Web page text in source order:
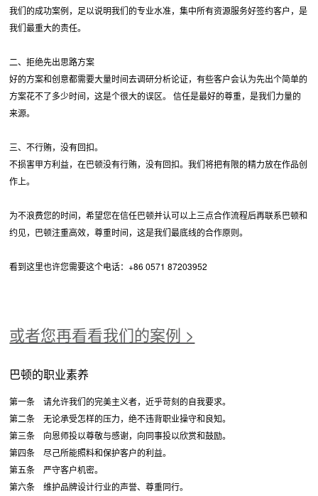
我们的成功案例，足以说明我们的专业水准，集中所有资源服务好签约客户，是
我们最重大的责任。
二、拒绝先出思路方案
好的方案和创意都需要大量时间去调研分析论证，有些客户会认为先出个简单的
方案花不了多少时间，这是个很大的误区。 信任是最好的尊重，是我们力量的
来源。
三、不行贿，没有回扣。
不损害甲方利益，在巴顿没有行贿，没有回扣。我们将把有限的精力放在作品创
作上。
为不浪费您的时间，希望您在信任巴顿并认可以上三点合作流程后再联系巴顿和
约见，巴顿注重高效，尊重时间，这是我们最底线的合作原则。
看到这里也许您需要这个电话：+86 0571 87203952
或者您再看看我们的案例 >
巴顿的职业素养
第一条 请允许我们的完美主义者，近乎苛刻的自我要求。
第二条 无论承受怎样的压力，绝不违背职业操守和良知。
第三条 向恩师投以尊敬与感谢，向同事投以欣赏和鼓励。
第四条 尽己所能照料和保护客户的利益。
第五条 严守客户机密。
第六条 维护品牌设计行业的声誉、尊重同行。